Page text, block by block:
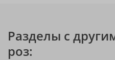
Разделы с
роз: